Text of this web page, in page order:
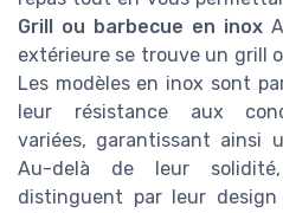
Grill ou barbecue en inox
extérieure se trouve un grill
Les modèles en inox sont
leur résistance aux
variées, garantissant ainsi
Au-delà de leur
distinguent par leur